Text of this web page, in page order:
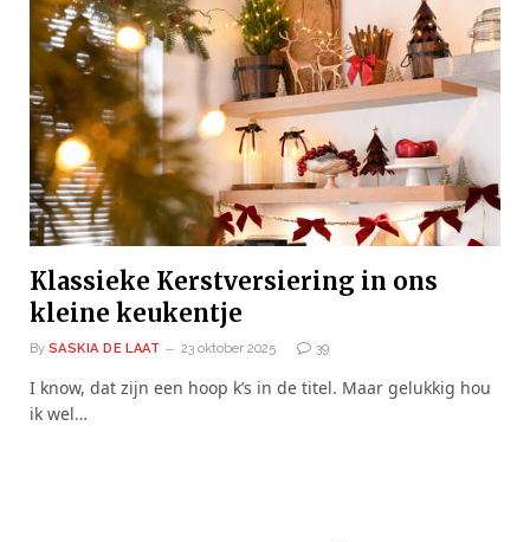
Klassieke Kerstversiering in ons
kleine keukentje
By SASKIA DE LAAT 23 oktober 2025 39
I know, dat zijn een hoop k’s in de titel. Maar gelukkig hou
ik wel…